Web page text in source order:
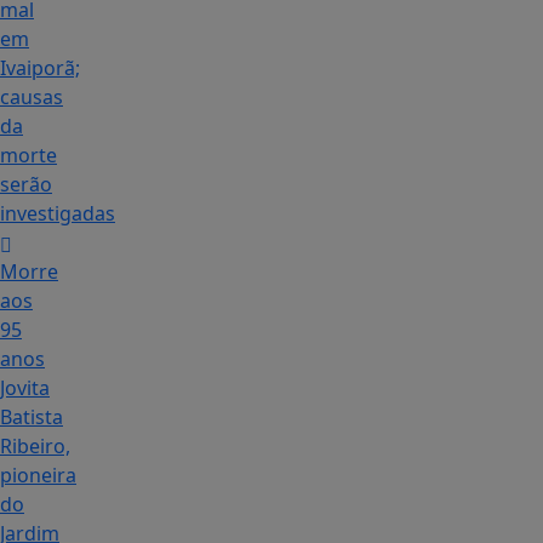
mal
em
Ivaiporã;
causas
da
morte
serão
investigadas
Morre
aos
95
anos
Jovita
Batista
Ribeiro,
pioneira
do
Jardim